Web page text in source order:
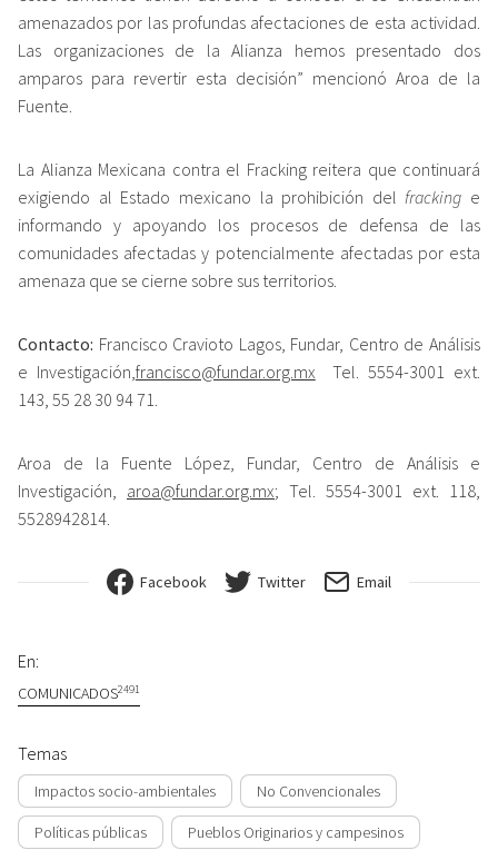
amenazados por las profundas afectaciones de esta actividad.
Las organizaciones de la Alianza hemos presentado dos
amparos para revertir esta decisión” mencionó Aroa de la
Fuente.
La Alianza Mexicana contra el Fracking reitera que continuará
exigiendo al Estado mexicano la prohibición delfracking e
informando y apoyando los procesos de defensa de las
comunidades afectadas y potencialmente afectadas por esta
amenaza que se cierne sobre sus territorios.
Contacto: Francisco Cravioto Lagos, Fundar, Centro de Análisis
e Investigación,francisco@fundar.org.mx Tel. 5554-3001 ext.
143, 55 28 30 94 71.
Aroa de la Fuente López, Fundar, Centro de Análisis e
Investigación, aroa@fundar.org.mx; Tel. 5554-3001 ext. 118,
5528942814.
Facebook Twitter Email
En:
COMUNICADOS2491
Temas
Impactos socio-ambientales No Convencionales
Políticas públicas Pueblos Originarios y campesinos